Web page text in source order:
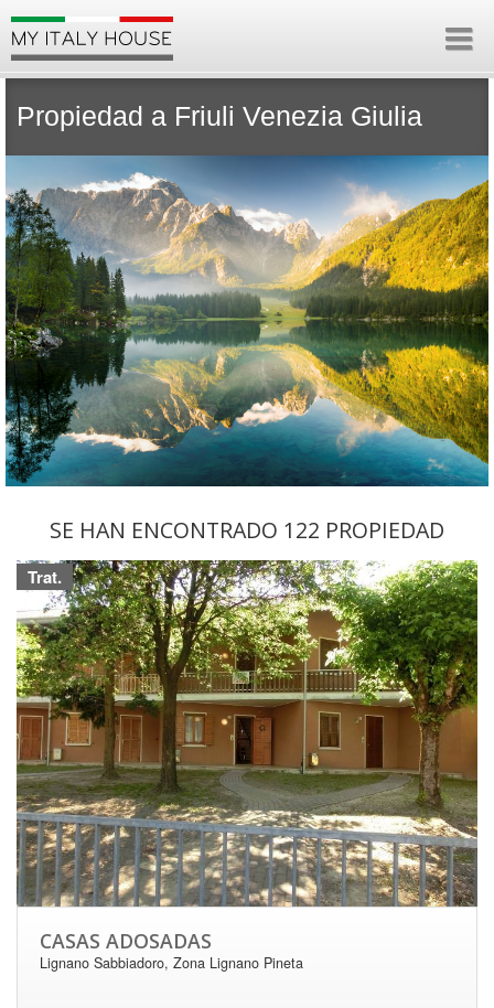
Propiedad a Friuli Venezia Giulia
SE HAN ENCONTRADO 122 PROPIEDAD
Trat.
CASAS ADOSADAS
Lignano Sabbiadoro, Zona Lignano Pineta